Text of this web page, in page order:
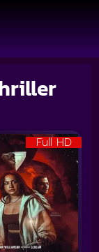
Full HD